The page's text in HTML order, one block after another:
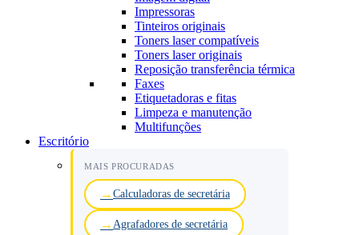
Impressoras
Tinteiros originais
Toners laser compatíveis
Toners laser originais
Reposição transferência térmica
Faxes
Etiquetadoras e fitas
Limpeza e manutenção
Multifunções
Escritório
MAIS PROCURADAS
Calculadoras de secretária
Agrafadores de secretária